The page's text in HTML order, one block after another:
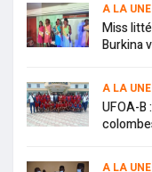
A LA UNE
Miss
Burkina
A LA UNE
UFOA-
A LA UNE